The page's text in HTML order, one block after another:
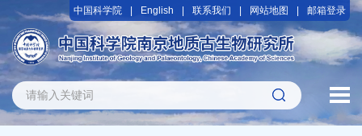
中国科学院 English 联系我们 网站地图 邮箱登录